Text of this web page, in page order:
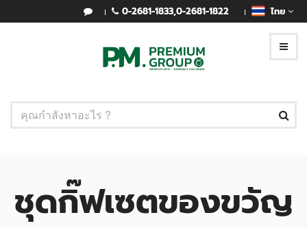
0-2681-1833,0-2681-1822 ไทย
ชุดกิ๊ฟเซตของขวัญ